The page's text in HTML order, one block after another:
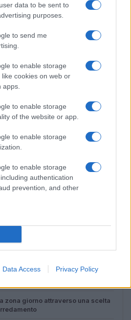
data to be sent to
purposes.
to send me
to enable storage
cookies on web or
to enable storage
of the website or app.
to enable storage
to enable storage
authentication
prevention, and other
Data Access Privacy Policy
2026
animalier con stile:
presagio di morte?
anche dei significati positivi (che
zona giorno attraverso una scelta